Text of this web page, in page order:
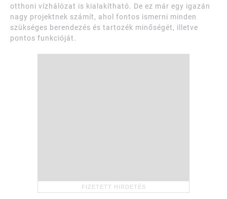
otthoni vízhálózat is kialakítható. De ez már egy igazán
nagy projektnek számít, ahol fontos ismerni minden
szükséges berendezés és tartozék minőségét, illetve
pontos funkcióját.